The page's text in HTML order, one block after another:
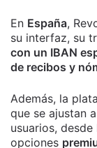
En España,
su interfaz, su
con un IBAN
de recibos y
Además, la
que se ajustan
usuarios, desde
opciones